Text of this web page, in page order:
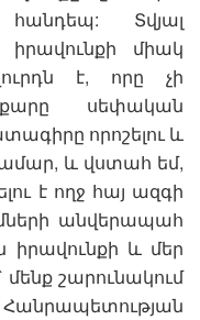
Տվյալ
իրավունքի միակ
է, որը չի
սեփական
որոշելու և
և վստահ եմ,
է ողջ հայ ազգի
անվերապահ
իրավունքի և մեր
շարունակում